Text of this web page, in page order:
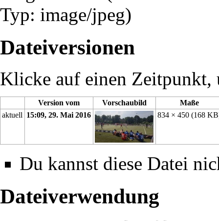
Typ: image/jpeg)
Dateiversionen
Klicke auf einen Zeitpunkt,
Version vom Vorschaubild
Maße
aktuell 15:09, 29. Mai 2016 834 × 450(168
Du kannst diese Datei
Dateiverwendung